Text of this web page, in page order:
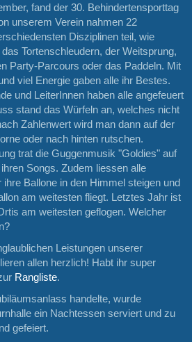
fand der 30. Behindertensporttag
unserem Verein nahmen 22
Disziplinen teil, wie
Tortenschleudern, der Weitsprung,
Party-Parcours oder das Paddeln. Mit
viel Energie gaben alle ihr Bestes.
und LeiterInnen haben alle angefeuert
stand das Würfeln an, welches nicht
Zahlenwert wird man dann auf der
oder nach hinten rutschen.
trat die Guggenmusik "Goldies" auf
Songs. Zudem liessen alle
ihre Ballone in den Himmel steigen und
am weitesten fliegt. Letztes Jahr ist
am weitesten geflogen. Welcher
Leistungen unserer
allen herzlich! Habt ihr super
Rangliste.
handelte, wurde
ein Nachtessen serviert und zu
gefeiert.